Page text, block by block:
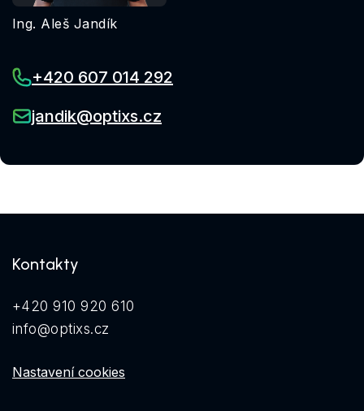
Ing. Aleš Jandík
+420 607 014 292
jandik@optixs.cz
Kontakty
+420 910 920 610
info@optixs.cz
Nastavení cookies